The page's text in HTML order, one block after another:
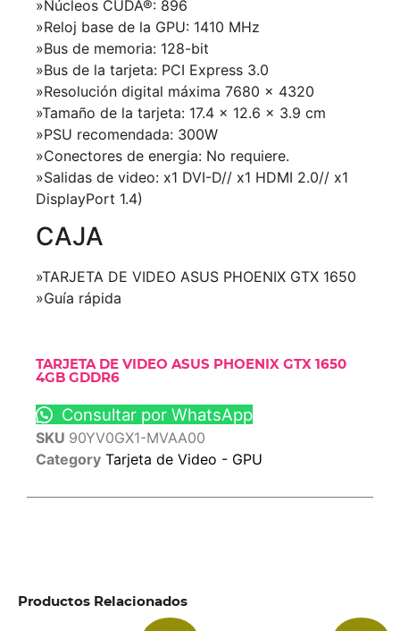
»Núcleos CUDA®: 896
»Reloj base de la GPU: 1410 MHz
»Bus de memoria: 128-bit
»Bus de la tarjeta: PCI Express 3.0
»Resolución digital máxima 7680 x 4320
»Tamaño de la tarjeta: 17.4 x 12.6 x 3.9 cm
»PSU recomendada: 300W
»Conectores de energia: No requiere.
»Salidas de video: x1 DVI-D// x1 HDMI 2.0// x1
DisplayPort 1.4)
CAJA
»TARJETA DE VIDEO ASUS PHOENIX GTX 1650
»Guía rápida
TARJETA DE VIDEO ASUS PHOENIX GTX 1650
4GB GDDR6
Consultar por WhatsApp
SKU 90YV0GX1-MVAA00
Category Tarjeta de Video - GPU
Productos Relacionados